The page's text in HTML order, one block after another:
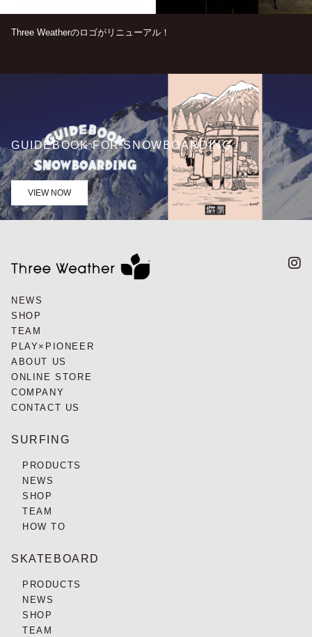
Three Weatherのロゴがリニューアル！
GUIDEBOOK FOR SNOWBOARDING
VIEW NOW
NEWS
SHOP
TEAM
PLAY×PIONEER
ABOUT US
ONLINE STORE
COMPANY
CONTACT US
SURFING
PRODUCTS
NEWS
SHOP
TEAM
HOW TO
SKATEBOARD
PRODUCTS
NEWS
SHOP
TEAM